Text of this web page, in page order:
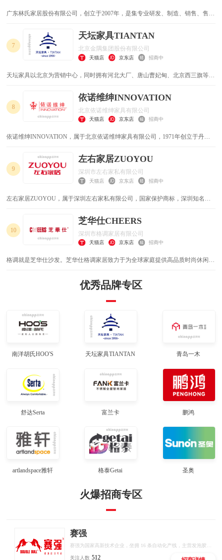
广东林氏家居股份有限公司，创立于2007年，是集专业研发、制造、销售、售后
以及“坚持永远比别人先走一步”的发展观引导下，创新新零售商业模式，成为家
居行业发展的风向标。
7
天坛家具TIANTAN
北京金隅集团股份有限公司
天猫店 京东店 招商中
天坛家具以北京为营销中心，同时拥有河北大厂、唐山曹妃甸、北京西三旗等几
为主的“天坛”品牌、以人造板及其深加工为主的“天坛木业”品牌、百年京作非遗
老字号“龙顺成”品牌、专业影剧院座椅生产者“天坛玛金莎”品牌、欧洲精品门窗
制造商“爱乐屋”品牌、木门行业领导者“金隅北木”品牌。
8
依诺维绅INNOVATION
北京依诺维绅家具有限公司
天猫店 京东店 招商中
依诺维绅INNOVATION，属于北京依诺维绅家具有限公司，1971年创立于丹
9
左右家居ZUOYOU
深圳市左右家私有限公司
天猫店 京东店 招商中
左右家居ZUOYOU，属于深圳左右家私有限公司，国家保护商标，深圳知名品
体的大型企业，目前亚洲最大的中高档沙发专业制造商之一。
10
芝华仕CHEERS
深圳市格调家居有限公司
天猫店 京东店 招商中
格调就是芝华仕沙发。芝华仕格调家居致力于为全球家庭提供高品质时尚休闲的
调睡眠四大系列组成了满足不同消费群体需求的产品矩阵，以时尚、简约、温
馨、舒适的设计追求为大众创造美好生活。
优秀品牌专区
南洋胡氏HOO'S 天坛家具TIANTAN 青岛一木
舒达Serta 富兰卡 鹏鸿
artlandspace雅轩 格泰Getai 圣奥
火爆招商专区
赛强
关注人数 512